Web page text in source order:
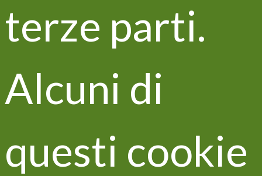
LIFE ZEOWINE è un progetto finanziato dalla
Comunità Europea che mira a migliorare la
protezione e la gestione del suolo,il benessere della
terze parti.
Alcuni di
questi cookie